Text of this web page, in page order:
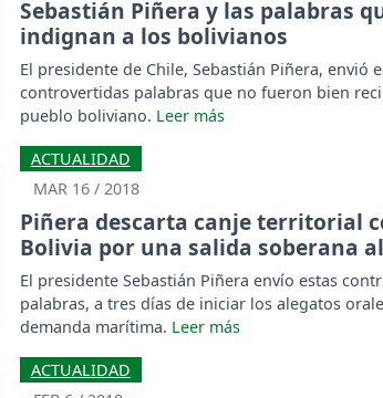
Sebastián Piñera y las palabras
indignan a los bolivianos
El presidente de Chile, Sebastián Piñera, envió
controvertidas palabras que no fueron bien
pueblo boliviano.
ACTUALIDAD
MAR 16 / 2018
Piñera descarta canje territorial
Bolivia por una salida soberana
El presidente Sebastián Piñera envío estas
palabras, a tres días de iniciar los alegatos
demanda marítima.
ACTUALIDAD